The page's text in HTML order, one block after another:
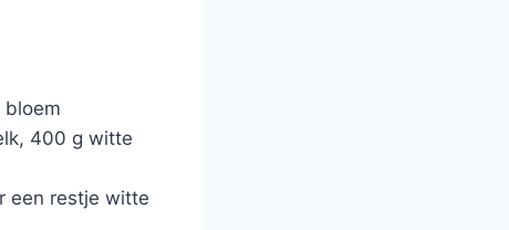
400 g witte
een restje witte